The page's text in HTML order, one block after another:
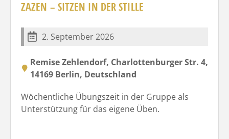
ZAZEN – SITZEN IN DER STILLE
2. September 2026
Remise Zehlendorf, Charlottenburger Str. 4,
14169 Berlin, Deutschland
Wöchentliche Übungszeit in der Gruppe als
Unterstützung für das eigene Üben.